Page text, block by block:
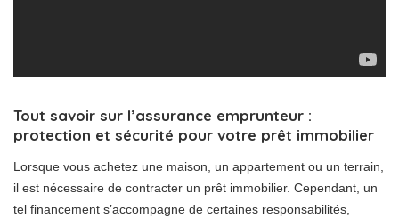
Tout savoir sur l’assurance emprunteur :
protection et sécurité pour votre prêt immobilier
Lorsque vous achetez une maison, un appartement ou un terrain,
il est nécessaire de contracter un prêt immobilier. Cependant, un
tel financement s’accompagne de certaines responsabilités,